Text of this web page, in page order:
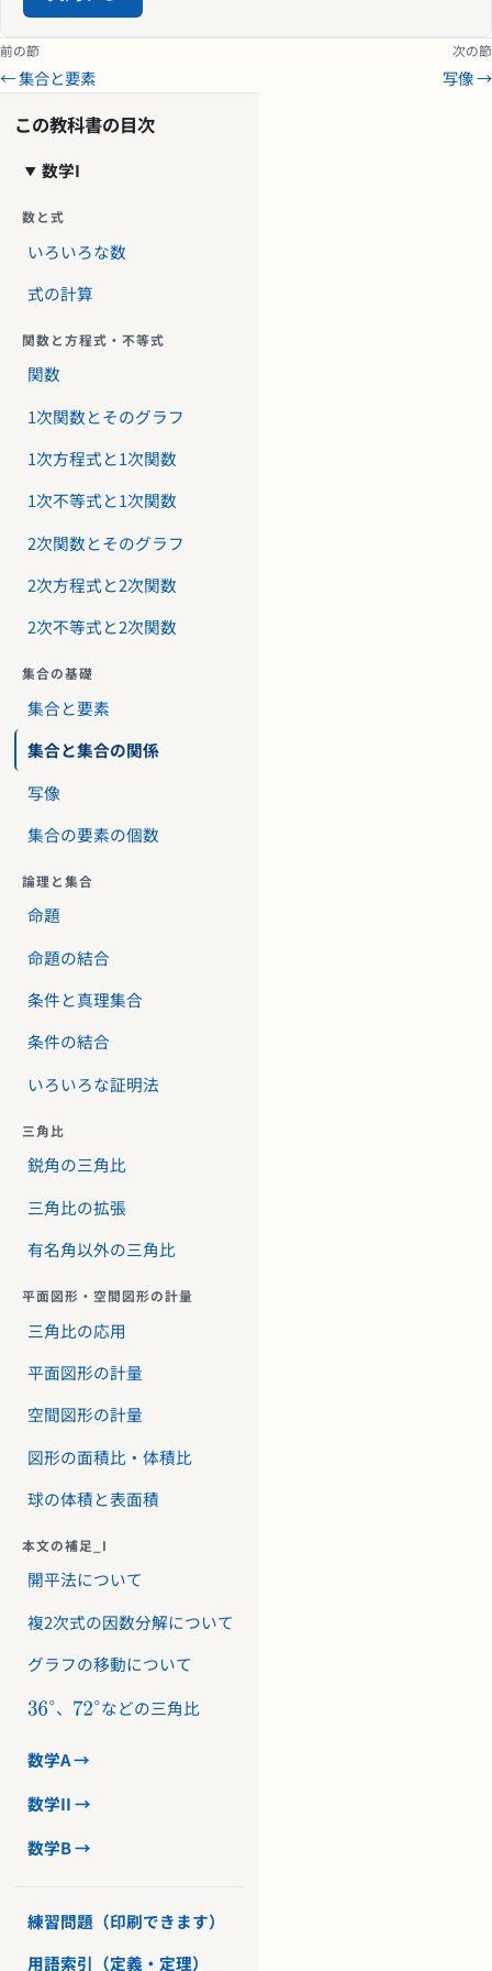
前の節
← 集合と要素
次の節
写像 →
この教科書の目次
数学I
数と式
いろいろな数
式の計算
関数と方程式・不等式
関数
1次関数とそのグラフ
1次方程式と1次関数
1次不等式と1次関数
2次関数とそのグラフ
2次方程式と2次関数
2次不等式と2次関数
集合の基礎
集合と要素
集合と集合の関係
写像
集合の要素の個数
論理と集合
命題
命題の結合
条件と真理集合
条件の結合
いろいろな証明法
三角比
鋭角の三角比
三角比の拡張
有名角以外の三角比
平面図形・空間図形の計量
三角比の応用
平面図形の計量
空間図形の計量
図形の面積比・体積比
球の体積と表面積
本文の補足_I
開平法について
複2次式の因数分解について
グラフの移動について
、
などの三角比
数学A →
数学II →
数学B →
練習問題（印刷できます）
用語索引（定義・定理）